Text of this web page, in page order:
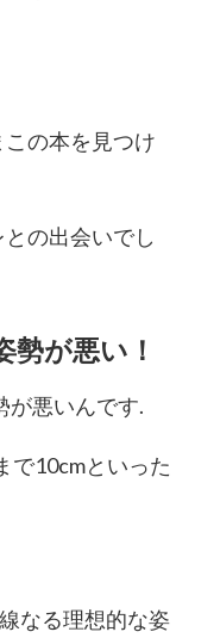
の本を見つけ
の出会いでし
勢が悪い！
が悪いんです.
で10cmといった
なる理想的な姿